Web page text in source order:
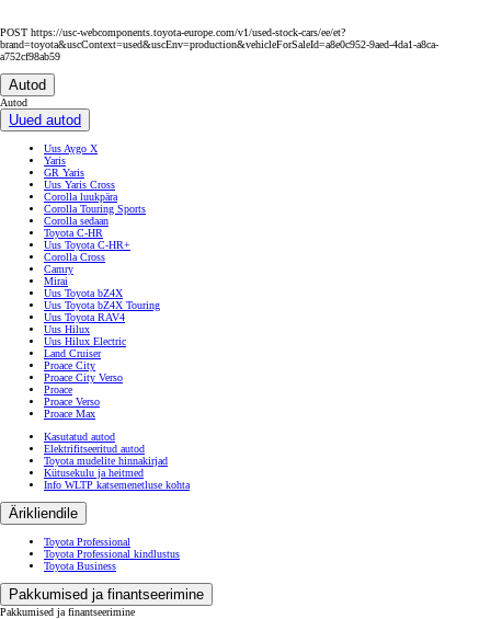
POST https://usc-webcomponents.toyota-europe.com/v1/used-stock-cars/ee/et?
brand=toyota&uscContext=used&uscEnv=production&vehicleForSaleId=a8e0c952-9aed-4da1-a8ca-
a752cf98ab59
Autod
Autod
Uued autod
Uus Aygo X
Yaris
GR Yaris
Uus Yaris Cross
Corolla luukpära
Corolla Touring Sports
Corolla sedaan
Toyota C-HR
Uus Toyota C-HR+
Corolla Cross
Camry
Mirai
Uus Toyota bZ4X
Uus Toyota bZ4X Touring
Uus Toyota RAV4
Uus Hilux
Uus Hilux Electric
Land Cruiser
Proace City
Proace City Verso
Proace
Proace Verso
Proace Max
Kasutatud autod
Elektrifitseeritud autod
Toyota mudelite hinnakirjad
Kütusekulu ja heitmed
Info WLTP katsemenetluse kohta
Ärikliendile
Toyota Professional
Toyota Professional kindlustus
Toyota Business
Pakkumised ja finantseerimine
Pakkumised ja finantseerimine